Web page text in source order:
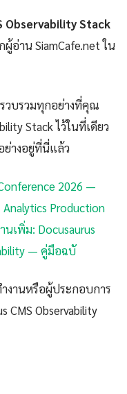
Observability Stack
อ่าน SiamCafe.net ใน
วบรวมทุกอย่างที่คุณ
Stack ไว้ในที่เดียว
ย่างอยู่ที่นี่แล้ว
2026 —
Production
นเพิ่ม: Docusaurus
— คู่มือฉบั
งานหรือผู้ประกอบการ
CMS Observability